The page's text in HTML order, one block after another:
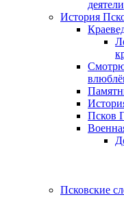
деятели
История
Псков
Псковские